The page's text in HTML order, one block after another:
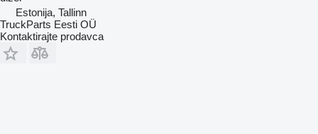
Estonija, Tallinn
TruckParts Eesti OÜ
Kontaktirajte prodavca